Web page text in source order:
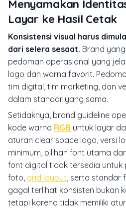
Menyamakan
Layar ke Hasil Cetak
Konsistensi visual harus
dari selera sesaat. Brand
pedoman operasional yang
logo dan warna favorit.
tim digital, tim marketing, dan
dalam standar yang sama.
Setidaknya, brand guideline
kode warna RGB untuk layar
aturan clear space logo, versi
minimum, pilihan font utama
font digital tidak tersedia untuk
foto, grid layout , serta standar
gagal terlihat konsisten bukan
tetapi karena tidak memiliki